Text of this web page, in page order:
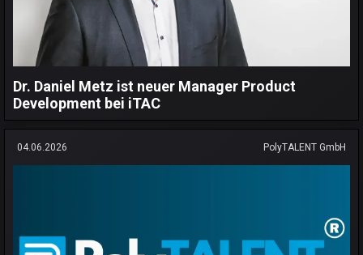
Dr. Daniel Metz ist neuer Manager Product
Development bei iTAC
04.06.2026 PolyTALENT GmbH